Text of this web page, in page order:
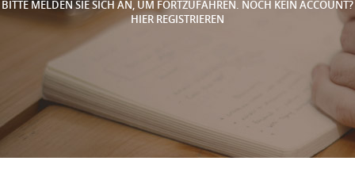
BITTE MELDEN SIE SICH AN, UM FORTZUFAHREN. NOCH KEIN ACCOUNT?
HIER REGISTRIEREN